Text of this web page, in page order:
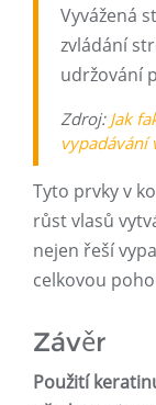
Vyvážená
zvládání
udržování
Zdroj: Jak
vypadávání
Tyto prvky v
růst vlasů
nejen řeší
celkovou
Závěr
Použití